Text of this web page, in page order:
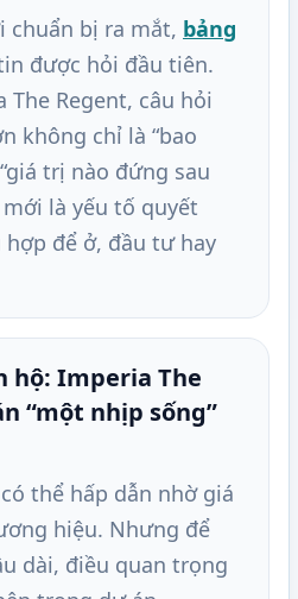
chuẩn bị ra mắt, bảng
được hỏi đầu tiên.
Regent, câu hỏi
không chỉ là “bao
trị nào đứng sau
là yếu tố quyết
để ở, đầu tư hay
hộ: Imperia The
“một nhịp sống”
thể hấp dẫn nhờ giá
hiệu. Nhưng để
dài, điều quan trọng